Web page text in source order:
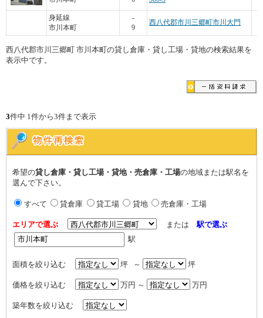
身延線
市川本町
-
9
西八代郡市川三郷町市川大門
西八代郡市川三郷町 市川本町の貸し倉庫・貸し工場・貸地の検索結果を
表示中です。
3件中 1件から3件まで表示
希望の貸し倉庫・貸し工場・貸地・売倉庫・工場の地域または駅名を
選んで下さい。
すべて 貸倉庫 貸工場 貸地 売倉庫・工場
エリアで選ぶ または駅で選ぶ
駅
面積を絞り込む 坪 ～ 坪
価格を絞り込む 万円 ～ 万円
築年数を絞り込む